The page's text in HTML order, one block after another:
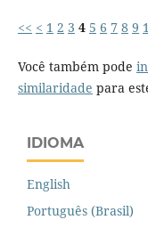
<< < 1 2 3 4 5 6 7 8 9
Você também pode
similaridade para
IDIOMA
English
Português (Brasil)